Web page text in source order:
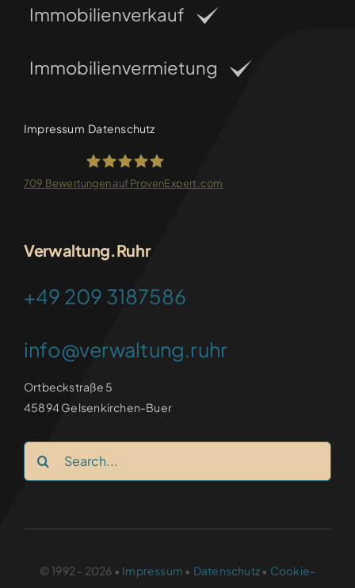
Immobilienverkauf
Immobilienvermietung
Impressum Datenschutz
709 Bewertungen auf ProvenExpert.com
Verwaltung.Ruhr
+49 209 3187586
info@verwaltung.ruhr
Ortbeckstraße 5
45894 Gelsenkirchen-Buer
© 1992 - 2026 • Impressum • Datenschutz• Cookie-